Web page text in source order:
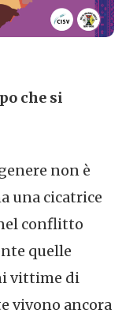
che si
non è
una cicatrice
conflitto
quelle
vittime di
vivono ancora